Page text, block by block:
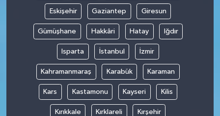
Eskişehir Gaziantep Giresun
Gümüşhane Hakkâri Hatay Iğdır
Isparta İstanbul İzmir
Kahramanmaraş Karabük Karaman
Kars Kastamonu Kayseri Kilis
Kırıkkale Kırklareli Kırşehir